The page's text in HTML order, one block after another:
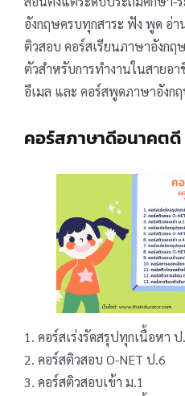
อังกฤษครบทุกสาระ ฟัง พูด อ่า
ติวสอบ คอร์สเรียนภาษาอังกฤ
ตัวสำหรับการทำงานในสายอ
อีเมล และ คอร์สพูดภาษาอังก
คอร์สภาษาดีอนาคตดี
1. คอร์สเร่งรัดสรุปทุกเนื้อหา ป
2. คอร์สติวสอบ O-NET ป.6
3. คอร์สติวสอบเข้า ม.1